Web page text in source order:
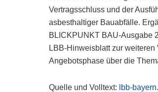
Vertragsschluss und der
asbesthaltiger Bauabfälle.
BLICKPUNKT BAU-Ausgabe
LBB-Hinweisblatt zur
Angebotsphase über die
Quelle und Volltext: lbb-